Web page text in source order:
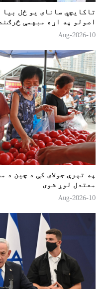
تاکایچي سانای يو ځل
اصولو په اړه مبهمې
10-Aug-2026
معتدل لوړ شوی
10-Aug-2026